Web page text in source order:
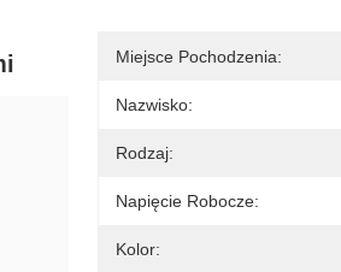
Miejsce Pochodzenia:
Nazwisko:
Rodzaj:
Napięcie Robocze:
Kolor: